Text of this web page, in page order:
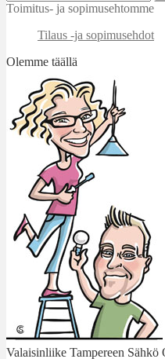
Toimitus- ja sopimusehtomme
Tilaus -ja sopimusehdot
Olemme täällä
Valaisinliike Tampereen Sähkö